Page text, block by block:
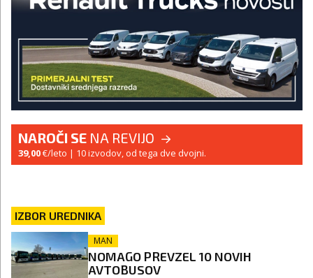
NAROČI SE NA REVIJO
39,00€/leto | 10 izvodov, od tega dve dvojni.
IZBOR UREDNIKA
MAN
NOMAGO PREVZEL 10 NOVIH
AVTOBUSOV